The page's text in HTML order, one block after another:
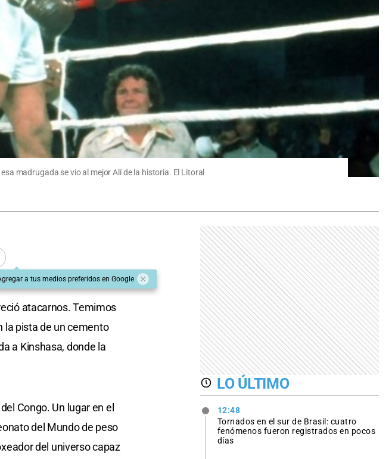
madrugada se vio al mejor Alí de la historia. El Litoral
a tus medios preferidos en Google
atacarnos. Temimos
la pista de un cemento
a Kinshasa, donde la
Congo. Un lugar en el
del Mundo de peso
del universo capaz
LO ÚLTIMO
12:48
Tornados en el sur de Brasil: cuatro
fenómenos fueron registrados en pocos
días